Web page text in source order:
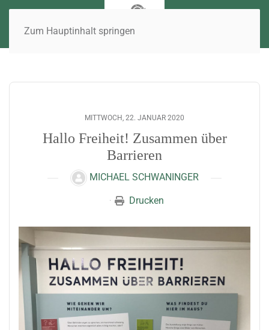
Zum Hauptinhalt springen
MITTWOCH, 22. JANUAR 2020
Hallo Freiheit! Zusammen über
Barrieren
MICHAEL SCHWANINGER
Drucken